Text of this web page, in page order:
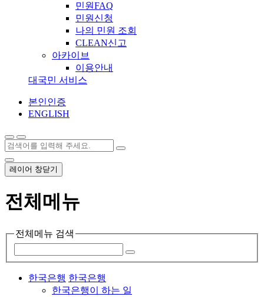
민원FAQ
민원신청
나의 민원 조회
CLEAN신고
아카이브
이용안내
대국민 서비스
본인인증
ENGLISH
레이어 창닫기
전체메뉴
전체메뉴 검색
한국은행 한국은행
한국은행이 하는 일